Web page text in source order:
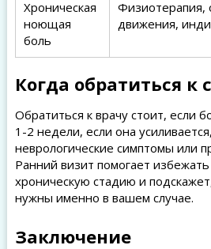
Хроническая
ноющая
боль
Физиотерапия,
движения,
Когда обратиться к
Обратиться к врачу стоит, если
1-2 недели, если она
неврологические симптомы или
Ранний визит помогает
хроническую стадию и
нужны именно в вашем случае.
Заключение